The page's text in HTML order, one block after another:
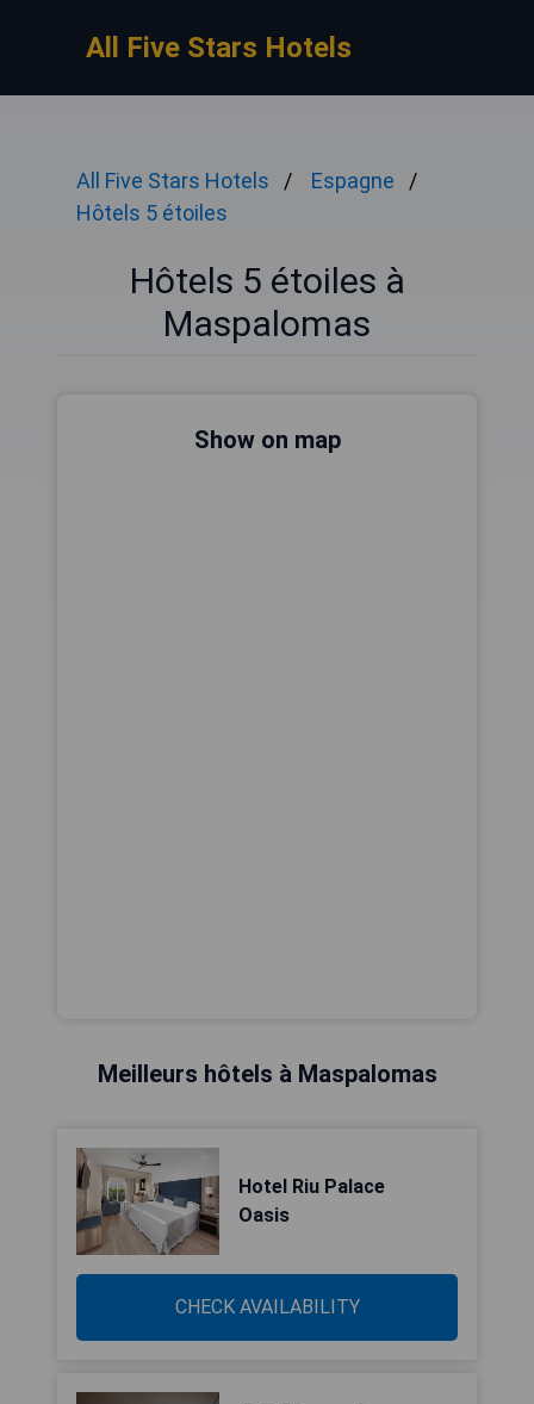
All Five Stars Hotels
All Five Stars Hotels
Espagne
Hôtels 5 étoiles
Hôtels 5 étoiles à
Maspalomas
Show on map
Meilleurs hôtels à Maspalomas
Hotel Riu Palace
Oasis
CHECK AVAILABILITY